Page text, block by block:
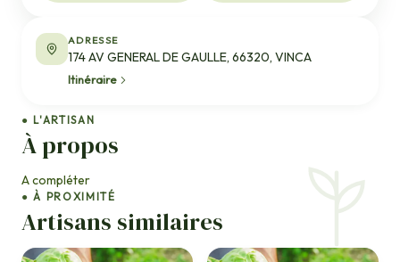
● L'ARTISAN
À propos
A compléter
● À PROXIMITÉ
Artisans similaires
ADRESSE
174 AV GENERAL DE GAULLE, 66320, VINCA
Itinéraire